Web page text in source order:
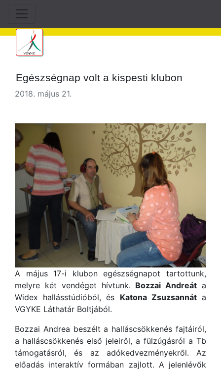
Egészségnap volt a kispesti klubon
2018. május 21.
A május 17-i klubon egészségnapot tartottunk,
melyre két vendéget hívtunk. Bozzai Andreát a
Widex hallásstúdióból, és Katona Zsuzsannáta
VGYKE Láthatár Boltjából.
Bozzai Andrea beszélt a halláscsökkenés fajtáiról,
a halláscsökkenés első jeleiről, a fülzúgásról a Tb
támogatásról, és az adókedvezményekről. Az
előadás interaktív formában zajlott. A jelenlévők